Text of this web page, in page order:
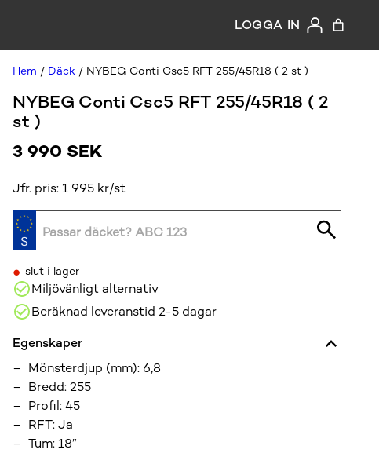
LOGGA IN
Hem / Däck / NYBEG Conti Csc5 RFT 255/45R18 ( 2 st )
NYBEG Conti Csc5 RFT 255/45R18 ( 2
st )
3 990 SEK
Jfr. pris: 1 995 kr/st
• slut i lager
Miljövänligt alternativ
Beräknad leveranstid 2-5 dagar
Egenskaper
Mönsterdjup (mm): 6,8
Bredd:255
Profil:45
RFT:Ja
Tum:18”